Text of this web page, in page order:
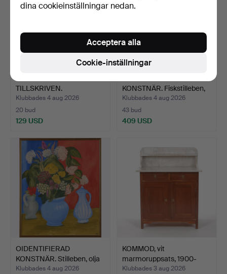
TILLSKRIVEN.
Människosilue…
Klubbades 4 aug 2026
20 bud
129 USD
KONSTNÄR. Fiskstilleben,
olj…
Klubbades 4 aug 2026
43 bud
409 USD
OIDENTIFIERAD
KONSTNÄR. Stilleben, olja
på…
Klubbades 4 aug 2026
KOMMOD, vit
marmoruppsats, 1900-
talets för…
Klubbades 3 aug 2026
dina cookieinställningar nedan.
Cookie-inställningar
Acceptera alla